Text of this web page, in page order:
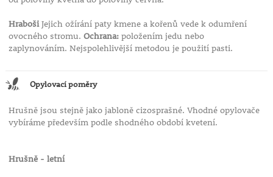
HrabošiJejich ožírání paty kmene a kořenů vede k odumření
ovocného stromu. Ochrana:položením jedu nebo
zaplynováním. Nejspolehlivější metodou je použití pasti.
Opylovací poměry
Hrušně jsou stejně jako jabloně cizosprašné. Vhodné opylovače
vybíráme především podle shodného období kvetení.
Hrušně - letní